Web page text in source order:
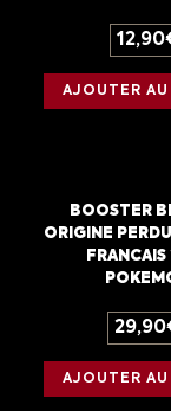
12,90
AJOUTER AU
BOOSTER
ORIGINE
29,90
AJOUTER AU